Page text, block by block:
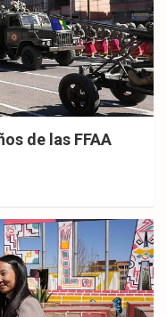
de las FFAA